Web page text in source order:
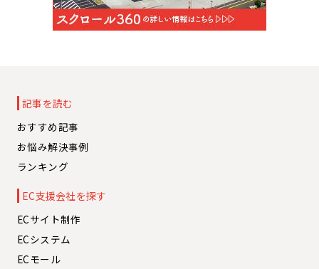
記事を読む
おすすめ記事
お悩み解決事例
ランキング
EC支援会社を探す
ECサイト制作
ECシステム
ECモール